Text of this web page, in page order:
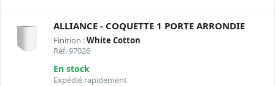
ALLIANCE - COQUETTE 1 PORTE ARRONDIE
Finition :White Cotton
Réf. 97026
En stock
Expédié rapidement